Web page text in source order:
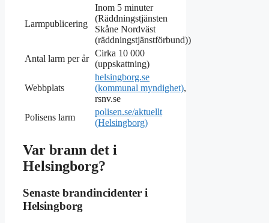
Larmpublicering
Inom 5 minuter
(Räddningstjänsten
Skåne Nordväst
(räddningstjänstförbund))
Antal larm per år
Cirka 10 000
(uppskattning)
Webbplats
helsingborg.se
(kommunal myndighet),
rsnv.se
Polisens larm
polisen.se/aktuellt
(Helsingborg)
Var brann det i
Helsingborg?
Senaste brandincidenter i
Helsingborg